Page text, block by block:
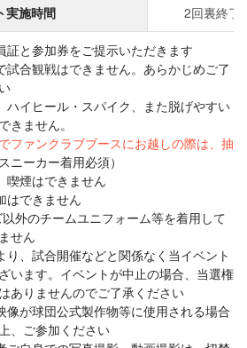
実施時間 2回裏終了
証と参加券をご提示いただきます
試合観戦はできません。あらかじめご了
ハイヒール・スパイク、また脱げやすい
きません。
ファンクラブブースにお越しの際は、抽
スニーカー着用必須）
喫煙はできません
はできません
外のチームユニフォーム等を着用して
せん
り、試合開催などと関係なく当イベント
います。イベントが中止の場合、当選権
ありませんのでご了承ください
像が球団公式製作物等に使用される場合
、ご参加ください